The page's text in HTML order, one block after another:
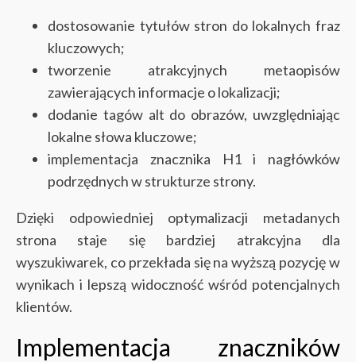
dostosowanie tytułów stron do lokalnych fraz
kluczowych;
tworzenie atrakcyjnych metaopisów
zawierających informacje o lokalizacji;
dodanie tagów alt do obrazów, uwzględniając
lokalne słowa kluczowe;
implementacja znacznika H1 i nagłówków
podrzędnych w strukturze strony.
Dzięki odpowiedniej optymalizacji metadanych
strona staje się bardziej atrakcyjna dla
wyszukiwarek, co przekłada się na wyższą pozycję w
wynikach i lepszą widoczność wśród potencjalnych
klientów.
Implementacja znaczników